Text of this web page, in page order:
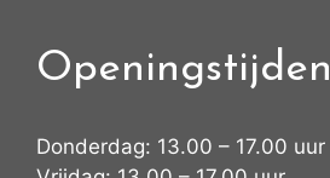
Openingstijden
Donderdag: 13.00 – 17.00 uur